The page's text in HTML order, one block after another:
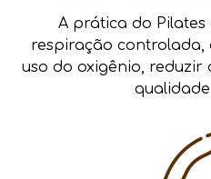
A prática do Pilates
respiração
uso do oxigênio, reduzir